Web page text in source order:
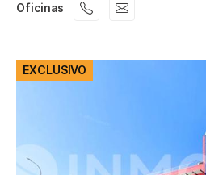
Oficinas
EXCLUSIVO